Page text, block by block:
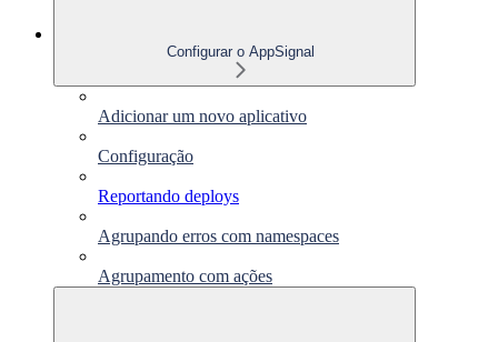
Configurar o AppSignal
Adicionar um novo aplicativo
Configuração
Reportando deploys
Agrupando erros com namespaces
Agrupamento com ações